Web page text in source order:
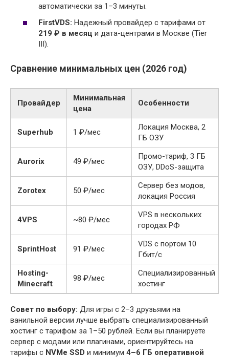
автоматически за 1–3 минуты.
FirstVDS: Надежный провайдер с тарифами от
219 ₽ в месяц и дата-центрами в Москве (Tier
III).
Сравнение минимальных цен (2026 год)
Провайдер
Минимальная
цена
Особенности
Superhub 1 ₽/мес
Локация Москва, 2
ГБ ОЗУ
Aurorix 49 ₽/мес
Промо-тариф, 3 ГБ
ОЗУ, DDoS-защита
Zorotex 50 ₽/мес
Сервер без модов,
локация Россия
4VPS ~80 ₽/мес
VPS в нескольких
городах РФ
SprintHost 91 ₽/мес
VDS с портом 10
Гбит/с
Hosting-
Minecraft
98 ₽/мес
Специализированный
хостинг
Совет по выбору: Для игры с 2–3 друзьями на
ванильной версии лучше выбрать специализированный
хостинг с тарифом за 1–50 рублей. Если вы планируете
сервер с модами или плагинами, ориентируйтесь на
тарифы с NVMe SSD и минимум 4–6 ГБ оперативной